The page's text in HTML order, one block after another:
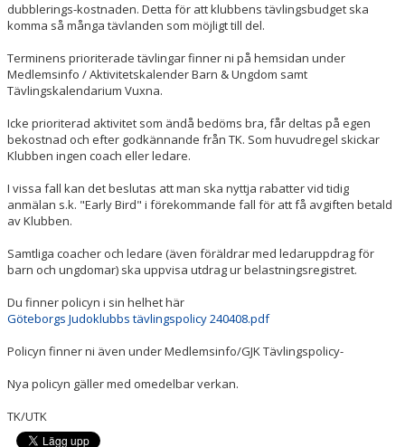
dubblerings-kostnaden. Detta för att klubbens tävlingsbudget ska
komma så många tävlanden som möjligt till del.
Terminens prioriterade tävlingar finner ni på hemsidan under
Medlemsinfo / Aktivitetskalender Barn & Ungdom samt
Tävlingskalendarium Vuxna.
Icke prioriterad aktivitet som ändå bedöms bra, får deltas på egen
bekostnad och efter godkännande från TK. Som huvudregel skickar
Klubben ingen coach eller ledare.
I vissa fall kan det beslutas att man ska nyttja rabatter vid tidig
anmälan s.k. "Early Bird" i förekommande fall för att få avgiften betald
av Klubben.
Samtliga coacher och ledare (även föräldrar med ledaruppdrag för
barn och ungdomar) ska uppvisa utdrag ur belastningsregistret.
Du finner policyn i sin helhet här
Göteborgs Judoklubbs tävlingspolicy 240408.pdf
Policyn finner ni även under Medlemsinfo/GJK Tävlingspolicy-
Nya policyn gäller med omedelbar verkan.
TK/UTK